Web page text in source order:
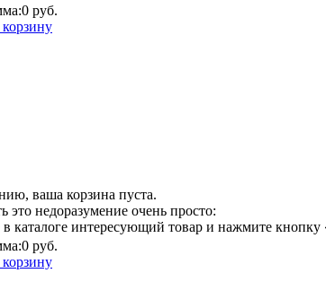
0 руб.
ваша корзина пуста.
это недоразумение очень просто:
в каталоге интересующий товар и нажмите кнопку
0 руб.